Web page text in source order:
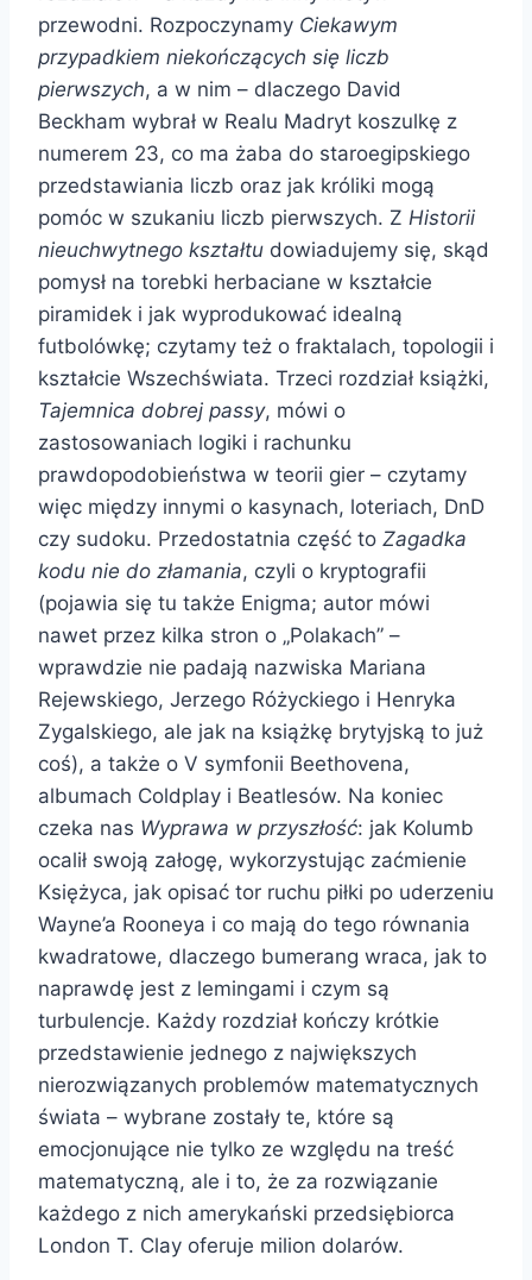
przewodni. Rozpoczynamy Ciekawym
przypadkiem niekończących się liczb
pierwszych, a w nim – dlaczego David
Beckham wybrał w Realu Madryt koszulkę z
numerem 23, co ma żaba do staroegipskiego
przedstawiania liczb oraz jak króliki mogą
pomóc w szukaniu liczb pierwszych. Z Historii
nieuchwytnego kształtu dowiadujemy się, skąd
pomysł na torebki herbaciane w kształcie
piramidek i jak wyprodukować idealną
futbolówkę; czytamy też o fraktalach, topologii i
kształcie Wszechświata. Trzeci rozdział książki,
Tajemnica dobrej passy, mówi o
zastosowaniach logiki i rachunku
prawdopodobieństwa w teorii gier – czytamy
więc między innymi o kasynach, loteriach, DnD
czy sudoku. Przedostatnia część to Zagadka
kodu nie do złamania, czyli o kryptografii
(pojawia się tu także Enigma; autor mówi
nawet przez kilka stron o „Polakach” –
wprawdzie nie padają nazwiska Mariana
Rejewskiego, Jerzego Różyckiego i Henryka
Zygalskiego, ale jak na książkę brytyjską to już
coś), a także o V symfonii Beethovena,
albumach Coldplay i Beatlesów. Na koniec
czeka nas Wyprawa w przyszłość: jak Kolumb
ocalił swoją załogę, wykorzystując zaćmienie
Księżyca, jak opisać tor ruchu piłki po uderzeniu
Wayne’a Rooneya i co mają do tego równania
kwadratowe, dlaczego bumerang wraca, jak to
naprawdę jest z lemingami i czym są
turbulencje. Każdy rozdział kończy krótkie
przedstawienie jednego z największych
nierozwiązanych problemów matematycznych
świata – wybrane zostały te, które są
emocjonujące nie tylko ze względu na treść
matematyczną, ale i to, że za rozwiązanie
każdego z nich amerykański przedsiębiorca
London T. Clay oferuje milion dolarów.